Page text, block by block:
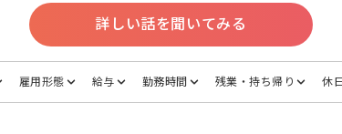
詳しい話を聞いてみる
雇用形態 給与 勤務時間 残業・持ち帰り 休